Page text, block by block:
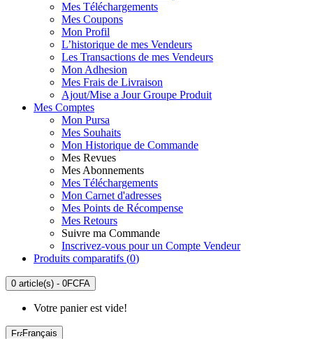
Mes Téléchargements
Mes Coupons
Mon Profil
L’historique de mes Vendeurs
Les Transactions de mes Vendeurs
Mon Adhesion
Mes Frais de Livraison
Ajout/Mise a Jour Groupe Produit
Mes Comptes
Mon Pursa
Mes Souhaits
Mon Historique de Commande
Mes Revues
Mes Abonnements
Mes Téléchargements
Mon Carnet d'adresses
Mes Points de Récompense
Mes Retours
Suivre ma Commande
Inscrivez-vous pour un Compte Vendeur
Produits comparatifs (0)
0 article(s) - 0FCFA
Votre panier est vide!
Français